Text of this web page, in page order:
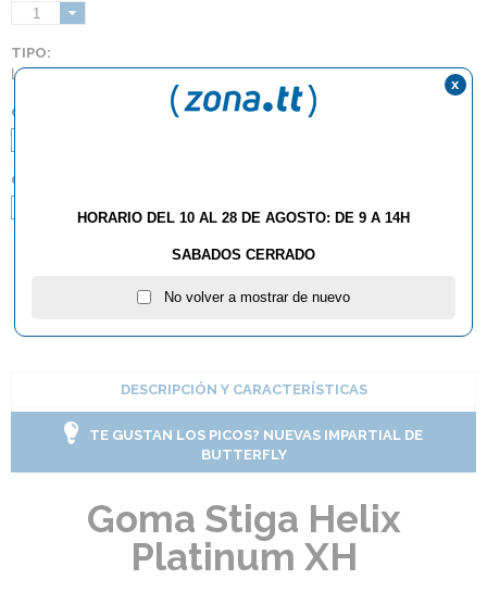
1
TIPO:
Lisas
COLOR:
GROSOR:
DESCRIPCIÓN Y CARACTERÍSTICAS
TE GUSTAN LOS PICOS? NUEVAS IMPARTIAL DE
BUTTERFLY
Goma Stiga Helix
Platinum XH
HORARIO DEL 10 AL 28 DE AGOSTO: DE 9 A 14H
SABADOS CERRADO
No volver a mostrar de nuevo
x